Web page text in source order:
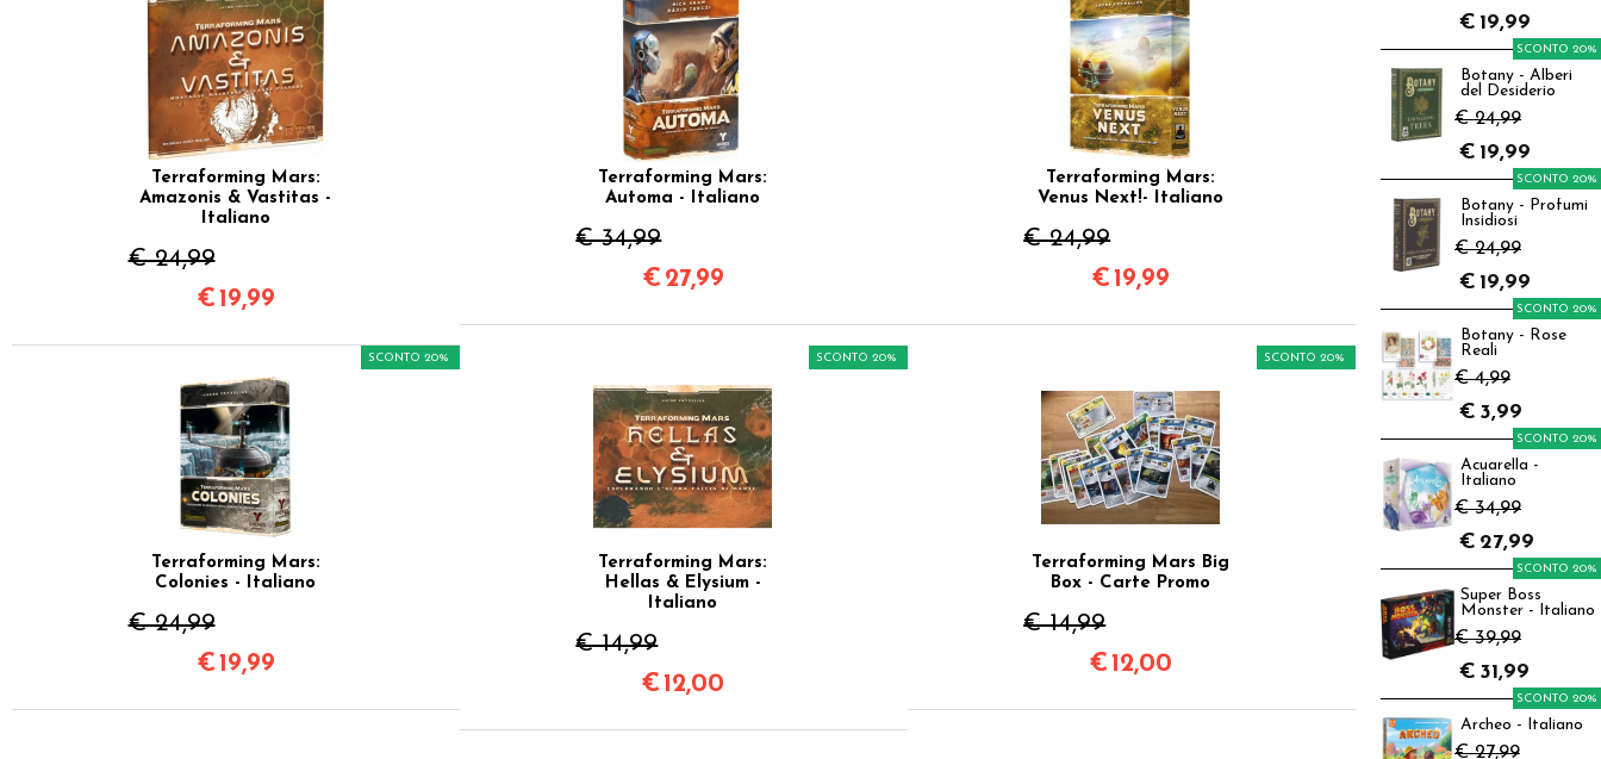
Terraforming Mars:
Amazonis & Vastitas -
Italiano
€ 24,99
€ 19,99
Terraforming Mars:
Automa - Italiano
€ 34,99
€ 27,99
Terraforming Mars:
Venus Next!- Italiano
€ 24,99
€ 19,99
Terraforming Mars:
Colonies - Italiano
€ 24,99
SCONTO 20%
€ 19,99
Terraforming Mars:
Hellas & Elysium -
Italiano
€ 14,99
SCONTO 20%
€ 12,00
Terraforming Mars Big
Box - Carte Promo
€ 14,99
SCONTO 20%
€ 12,00
€ 19,99
Botany - Alberi
del Desiderio
€ 24,99
SCONTO 20%
€ 19,99
Botany - Profumi
Insidiosi
€ 24,99
SCONTO 20%
€ 19,99
Botany - Rose
Reali
€ 4,99
SCONTO 20%
€ 3,99
Acuarella -
Italiano
€ 34,99
SCONTO 20%
€ 27,99
Super Boss
Monster - Italiano
€ 39,99
SCONTO 20%
€ 31,99
Archeo - Italiano
€ 27,99
SCONTO 20%